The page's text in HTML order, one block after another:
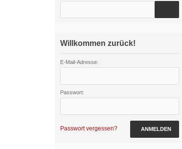
Willkommen zurück!
E-Mail-Adresse:
Passwort:
Passwort vergessen? ANMELDEN